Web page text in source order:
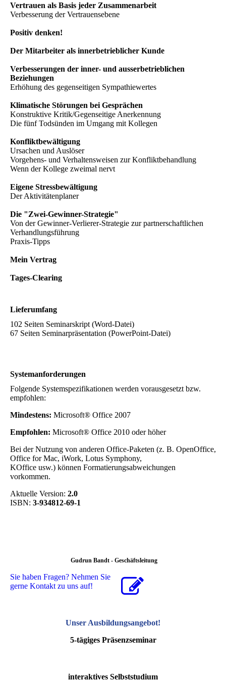
Vertrauen als Basis jeder Zusammenarbeit
Verbesserung der Vertrauensebene
Positiv denken!
Der Mitarbeiter als innerbetrieblicher Kunde
Verbesserungen der inner- und ausserbetrieblichen
Beziehungen
Erhöhung des gegenseitigen Sympathiewertes
Klimatische Störungen bei Gesprächen
Konstruktive Kritik/Gegenseitige Anerkennung
Die fünf Todsünden im Umgang mit Kollegen
Konfliktbewältigung
Ursachen und Auslöser
Vorgehens- und Verhaltensweisen zur Konfliktbehandlung
Wenn der Kollege zweimal nervt
Eigene Stressbewältigung
Der Aktivitätenplaner
Die "Zwei-Gewinner-Strategie"
Von der Gewinner-Verlierer-Strategie zur partnerschaftlichen
Verhandlungsführung
Praxis-Tipps
Mein Vertrag
Tages-Clearing
Lieferumfang
102 Seiten Seminarskript (Word-Datei)
67 Seiten Seminarpräsentation (PowerPoint-Datei)
Systemanforderungen
Folgende Systemspezifikationen werden vorausgesetzt bzw.
empfohlen:
Mindestens: Microsoft® Office 2007
Empfohlen: Microsoft® Office 2010 oder höher
Bei der Nutzung von anderen Office-Paketen (z. B. OpenOffice,
Office for Mac, iWork, Lotus Symphony,
KOffice usw.) können Formatierungsabweichungen
vorkommen.
Aktuelle Version: 2.0
ISBN: 3-934812-69-1
Gudrun Bandt - Geschäftsleitung
Sie haben Fragen? Nehmen Sie
gerne Kontakt zu uns auf!
Unser Ausbildungsangebot!
5-tägiges Präsenzseminar
interaktives Selbststudium